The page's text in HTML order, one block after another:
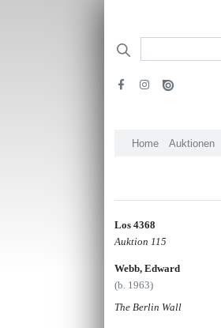
Home Auktionen
Los 4368
Auktion 115
Webb, Edward
(b. 1963)
The Berlin Wall